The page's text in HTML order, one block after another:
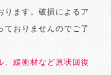
ります。破損によるア
ておりませんのでご了
緩衝材など原状回復